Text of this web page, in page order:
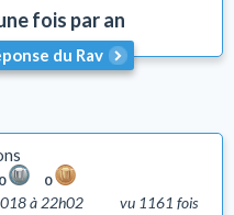
fois par an
du Rav
0 0
vu 1161 fois
à 22h02